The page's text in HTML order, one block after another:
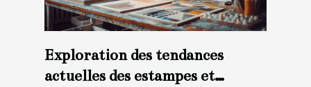
Exploration des tendances
actuelles des estampes et